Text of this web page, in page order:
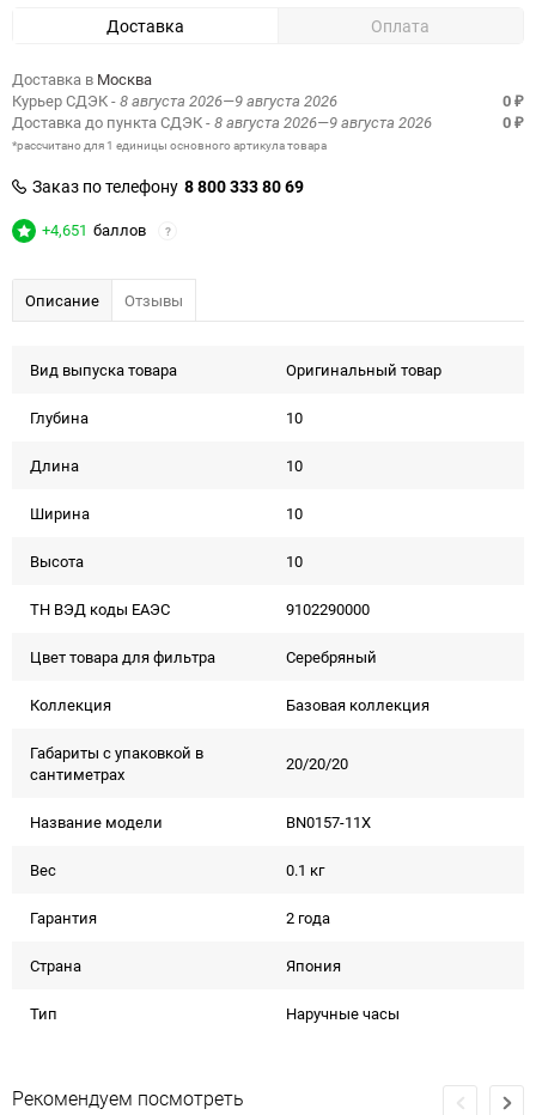
Доставка Оплата
Доставка в Москва
Курьер СДЭК- 8 августа 2026—9 августа 2026 0 ₽
Доставка до пункта СДЭК- 8 августа 2026—9 августа 2026 0 ₽
*рассчитано для 1 единицы основного артикула товара
Заказ по телефону 8 800 333 80 69
+4,651 баллов ?
Описание Отзывы
Вид выпуска товара Оригинальный товар
Глубина 10
Длина 10
Ширина 10
Высота 10
ТН ВЭД коды ЕАЭС 9102290000
Цвет товара для фильтра Серебряный
Коллекция Базовая коллекция
Габариты с упаковкой в
сантиметрах
20/20/20
Название модели BN0157-11X
Вес 0.1 кг
Гарантия 2 года
Страна Япония
Тип Наручные часы
Рекомендуем посмотреть